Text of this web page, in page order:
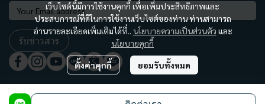
เว็บไซต์นี้มีการใช้งานคุกกี้ เพื่อเพิ่มประสิทธิภาพและ
ประสบการณ์ที่ดีในการใช้งานเว็บไซต์ของท่าน ท่านสามารถ
อ่านรายละเอียดเพิ่มเติมได้ที่.. นโยบายความเป็นส่วนตัว และ
นโยบายคุกกี้
ตั้งค่าคุกกี้ ยอมรับทั้งหมด
รับข่าวสาร
Copyright 2025 | All Rights Reserved | Powered by Royaltec International Co., Ltd.